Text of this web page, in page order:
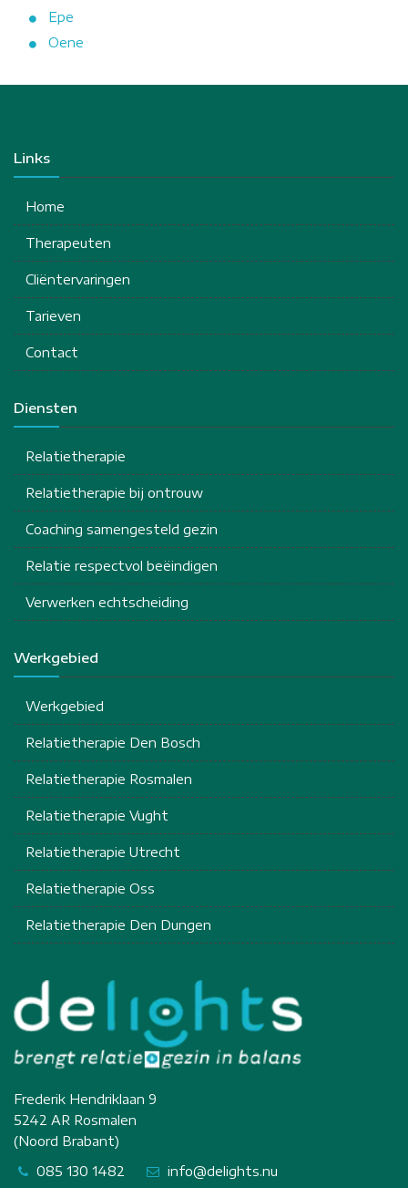
Epe
Oene
Links
Home
Therapeuten
Cliëntervaringen
Tarieven
Contact
Diensten
Relatietherapie
Relatietherapie bij ontrouw
Coaching samengesteld gezin
Relatie respectvol beëindigen
Verwerken echtscheiding
Werkgebied
Werkgebied
Relatietherapie Den Bosch
Relatietherapie Rosmalen
Relatietherapie Vught
Relatietherapie Utrecht
Relatietherapie Oss
Relatietherapie Den Dungen
Frederik Hendriklaan 9
5242 AR Rosmalen
(Noord Brabant)
085 130 1482
info@delights.nu